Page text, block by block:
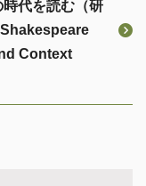
代を読む（研
Context